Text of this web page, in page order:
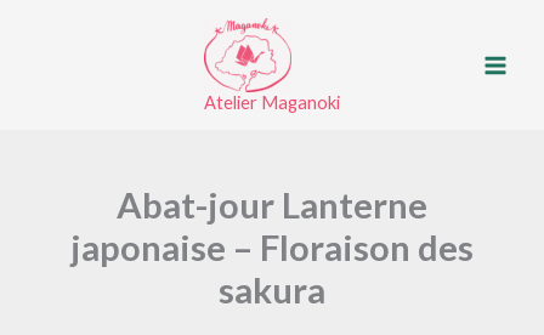
Atelier Maganoki
Abat-jour Lanterne
japonaise – Floraison des
sakura